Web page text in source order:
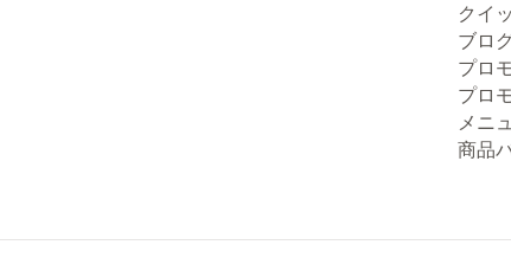
クイ
ブロ
プロ
プロ
メニ
商品